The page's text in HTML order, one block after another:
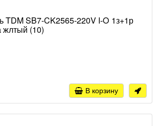
TDM SB7-CK2565-220V I-O 1з+1р
жлтый (10)
В корзину